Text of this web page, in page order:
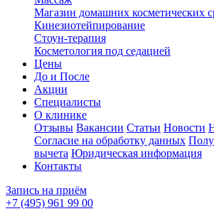
Магазин домашних косметических
Кинезиотейпирование
Стоун-терапия
Косметология под седацией
Цены
До и После
Акции
Специалисты
О клинике
Отзывы Вакансии Статьи Новости
Согласие на обработку данных
вычета Юридическая информация
Контакты
Запись на приём
+7 (495) 961 99 00